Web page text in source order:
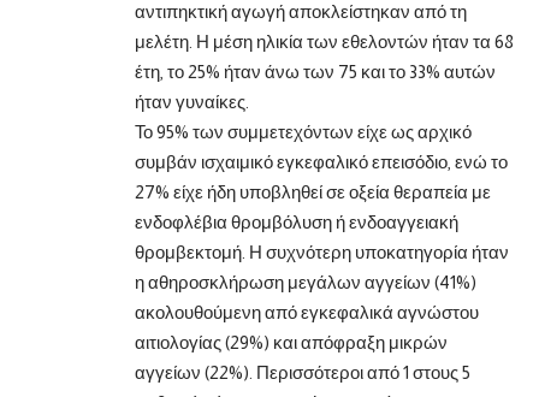
αντιπηκτική αγωγή αποκλείστηκαν από τη
μελέτη. Η μέση ηλικία των εθελοντών ήταν τα 68
έτη, το 25% ήταν άνω των 75 και το 33% αυτών
ήταν γυναίκες.
Το 95% των συμμετεχόντων είχε ως αρχικό
συμβάν ισχαιμικό εγκεφαλικό επεισόδιο, ενώ το
27% είχε ήδη υποβληθεί σε οξεία θεραπεία με
ενδοφλέβια θρομβόλυση ή ενδοαγγειακή
θρομβεκτομή. Η συχνότερη υποκατηγορία ήταν
η αθηροσκλήρωση μεγάλων αγγείων (41%)
ακολουθούμενη από εγκεφαλικά αγνώστου
αιτιολογίας (29%) και απόφραξη μικρών
αγγείων (22%). Περισσότεροι από 1 στους 5